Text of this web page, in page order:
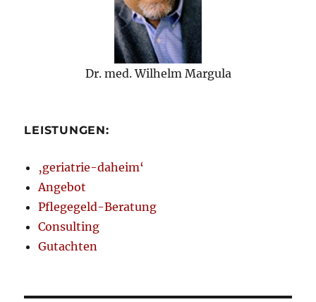
Dr. med. Wilhelm Margula
LEISTUNGEN:
‚geriatrie-daheim‘
Angebot
Pflegegeld-Beratung
Consulting
Gutachten